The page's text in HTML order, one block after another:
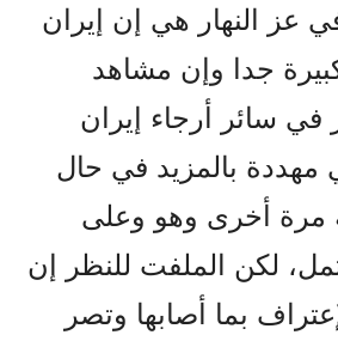
النهار هي إن إيران
جدا وإن مشاهد
في سائر أرجاء إيران
بالمزيد في حال
مرة أخرى وهو وعلى
لکن الملفت للنظر إن
بما أصابها وتصر